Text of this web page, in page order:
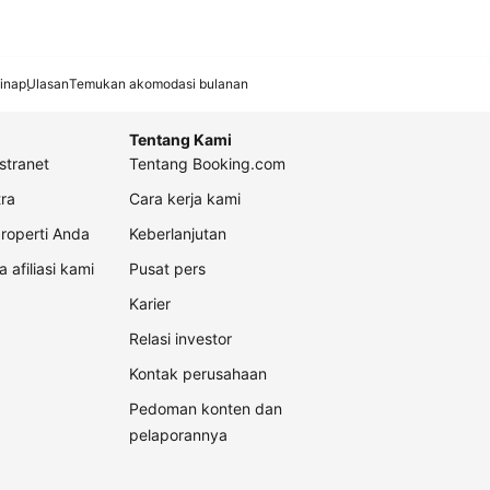
UlasanTemukan akomodasi bulanan
Anda
afiliasi kami
Tentang Kami
Tentang Booking.com
Cara kerja kami
Keberlanjutan
Pusat pers
Karier
Relasi investor
Kontak perusahaan
Pedoman konten dan
pelaporannya